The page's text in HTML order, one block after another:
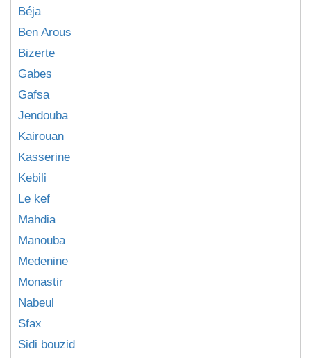
Béja
Ben Arous
Bizerte
Gabes
Gafsa
Jendouba
Kairouan
Kasserine
Kebili
Le kef
Mahdia
Manouba
Medenine
Monastir
Nabeul
Sfax
Sidi bouzid